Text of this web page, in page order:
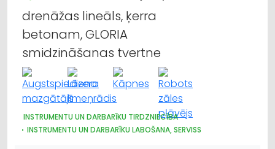
drenāžas lineāls, ķerra
betonam, GLORIA
smidzināšanas tvertne
INSTRUMENTU UN DARBARĪKU TIRDZNIECĪBA
INSTRUMENTU UN DARBARĪKU LABOŠANA, SERVISS